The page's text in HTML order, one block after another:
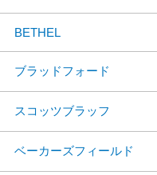
BETHEL
ブラッドフォード
スコッツブラッフ
ベーカーズフィールド